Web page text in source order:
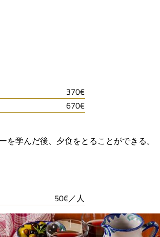
370€
670€
学んだ後、夕食をとることができる。
50€／人